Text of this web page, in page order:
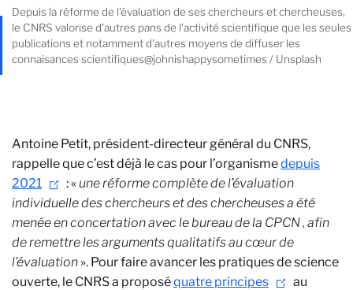
Depuis la réforme de l'évaluation de ses chercheurs et chercheuses,
le CNRS valorise d'autres pans de l'activité scientifique que les seules
publications et notamment d'autres moyens de diffuser les
connaisances scientifiques@johnishappysometimes / Unsplash
Antoine Petit, président-directeur général du CNRS,
rappelle que c’est déjà le cas pour l’organismedepuis
2021
: « une réforme complète de l’évaluation
individuelle des chercheurs et des chercheuses a été
menée en concertation avec le bureau de la CPCN, afin
de remettre les arguments qualitatifs au cœur de
l’évaluation ». Pour faire avancer les pratiques de science
ouverte, le CNRS a proposéquatre principes
au